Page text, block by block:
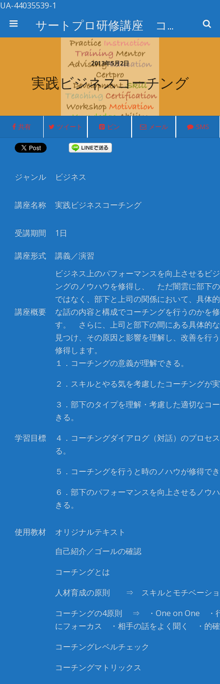
UA-44035539-1
サートプロ研修講座 コース検索
2013年5月2日
実践ビジネスコーチング
共有 ツイート ピン メール SMS
ジャンル ビジネス
講座名称 実践ビジネスコーチング
受講期間 1 日
講座形式 講義／演習
講座概要
ビジネス上のパフォーマンスを向上させるビ
ングのノウハウを修得し、 ただ闇雲に部下
ではなく、部下と上司の関係において、具体
な話の内容と構成でコーチングを行うのかを
す。 さらに、上司と部下の間にある具体的
見つけ、その原因と影響を理解し、改善を行
修得します。
学習目標
１．コーチングの意義が理解できる。
２．スキルとやる気を考慮したコーチングが
３．部下のタイプを理解・考慮した適切なコ
きる。
４．コーチングダイアログ（対話）のプロセ
る。
５．コーチングを行うと時のノハウが修得で
６．部下のパフォーマンスを向上させるノウ
きる。
使用教材 オリジナルテキスト
自己紹介／ゴールの確認
コーチングとは
人材育成の原則 ⇒ スキルとモチベーシ
コーチングの4原則 ⇒ ・One on One ・
にフォーカス ・相手の話をよく聞く ・的
コーチングレベルチェック
コーチングマトリックス